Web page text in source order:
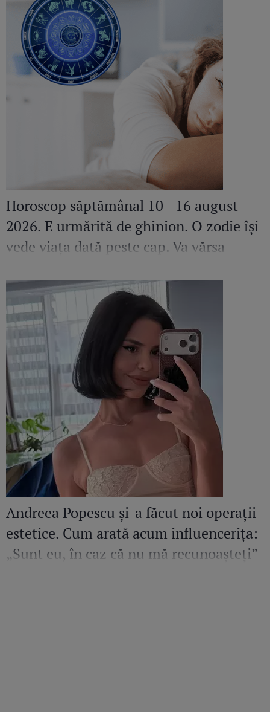
Horoscop săptămânal 10 - 16 august
2026. E urmărită de ghinion. O zodie își
vede viața dată peste cap. Va vărsa
fericirea pe primul loc
Andreea Popescu și-a făcut noi operații
estetice. Cum arată acum influencerița:
„Sunt eu, în caz că nu mă recunoașteți”